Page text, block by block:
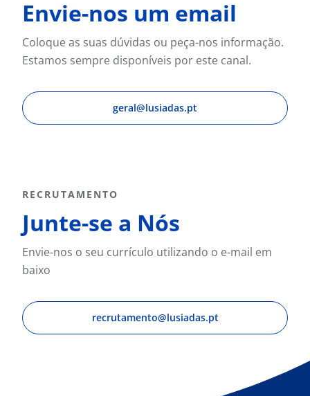
Envie-nos um email
Coloque as suas dúvidas ou peça-nos informação.
Estamos sempre disponíveis por este canal.
geral@lusiadas.pt
RECRUTAMENTO
Junte-se a Nós
Envie-nos o seu currículo utilizando o e-mail em
baixo
recrutamento@lusiadas.pt